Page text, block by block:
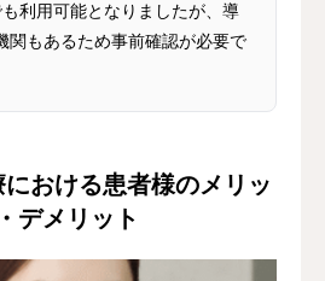
利用可能となりましたが、導
関もあるため事前確認が必要で
おける患者様のメリッ
デメリット